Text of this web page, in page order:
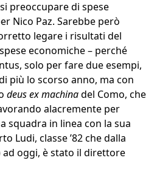
preoccupare di spese
Nico Paz. Sarebbe però
legare i risultati del
economiche – perché
solo per fare due esempi,
più lo scorso anno, ma con
deus ex machinadel Como, che
alacremente per
squadra in linea con la sua
Ludi, classe ’82 che dalla
ad oggi, è stato il direttore